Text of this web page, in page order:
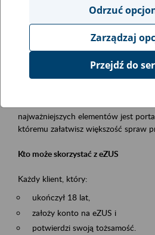
obsługa klientów
Event description
Platforma Usług Elektronicznych
najważniejszych elementów jest
któremu załatwisz większość spraw
Kto może skorzystać z eZUS
Każdy klient, który:
ukończył 18 lat,
założy konto na eZUS i
potwierdzi swoją tożsamość.
Odrzuć
Zarządzaj
Przejdź do